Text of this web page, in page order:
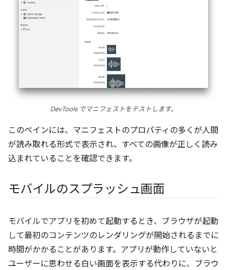
DevTools でマニフェストをテストします。
このペインには、マニフェストのプロパティの多くが人間
が読み取れる形式で表示され、すべての画像が正しく読み
込まれていることを確認できます。
モバイルのスプラッシュ画面
モバイルでアプリを初めて起動するとき、ブラウザが起動
して最初のコンテンツのレンダリングが開始されるまでに
時間がかかることがあります。アプリが動作していないと
ユーザーに思わせる白い画面を表示する代わりに、ブラウ